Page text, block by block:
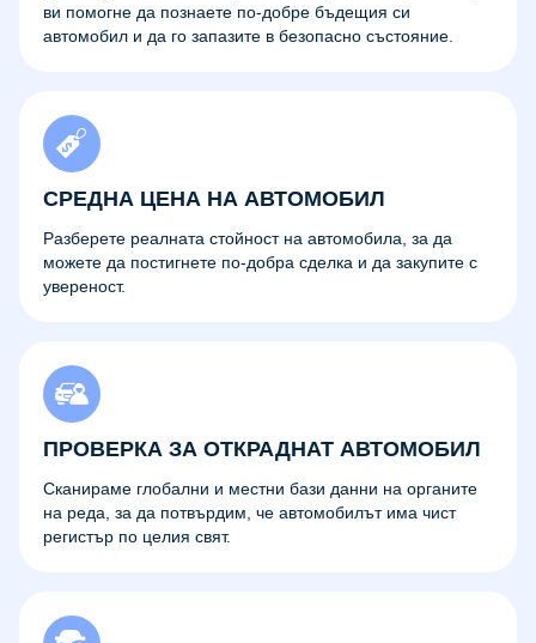
ви помогне да познаете по-добре бъдещия си
автомобил и да го запазите в безопасно състояние.
СРЕДНА ЦЕНА НА АВТОМОБИЛ
Разберете реалната стойност на автомобила, за да
можете да постигнете по-добра сделка и да закупите с
увереност.
ПРОВЕРКА ЗА ОТКРАДНАТ АВТОМОБИЛ
Сканираме глобални и местни бази данни на органите
на реда, за да потвърдим, че автомобилът има чист
регистър по целия свят.